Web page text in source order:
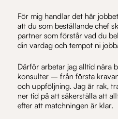
För mig handlar det här
att du som beställande chef
partner som förstår vad du
din vardag och tempot ni
Därför arbetar jag alltid nära
konsulter – från första
och uppföljning. Jag är rak,
ner tid på att säkerställa att
efter att matchningen är klar.